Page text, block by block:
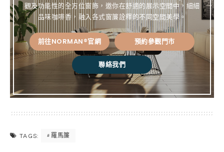
觀及功能性的全方位窗飾，邀你在舒適的展示空間中，細細
品味咖啡香，融入各式窗簾詮釋的不同空間美學。
前往NORMAN®官網 預約參觀門市
聯絡我們
TAGS: 羅馬簾